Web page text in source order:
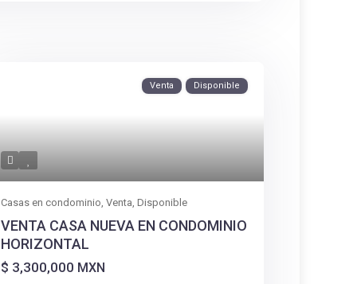
Venta Disponible
Casas en condominio, Venta, Disponible
VENTA CASA NUEVA EN CONDOMINIO
HORIZONTAL
$ 3,300,000 MXN